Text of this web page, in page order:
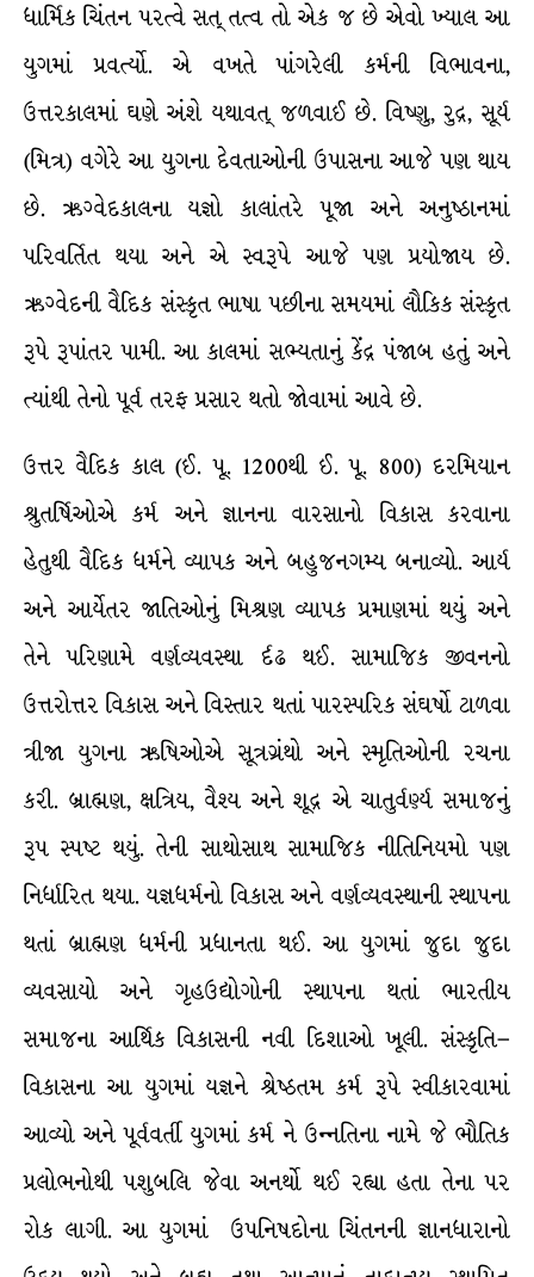
ધાર્મિક ચિંતન પરત્વે સત્ તત્વ તો એક જ છે એવો ખ્યાલ આ
યુગમાં પ્રવર્ત્યો. એ વખતે પાંગરેલી કર્મની વિભાવના,
ઉત્તરકાલમાં ઘણે અંશે યથાવત્ જળવાઈ છે. વિષ્ણુ, રુદ્ર, સૂર્ય
(મિત્ર) વગેરે આ યુગના દેવતાઓની ઉપાસના આજે પણ થાય
છે. ઋગ્વેદકાલના યજ્ઞો કાલાંતરે પૂજા અને અનુષ્ઠાનમાં
પરિવર્તિત થયા અને એ સ્વરૂપે આજે પણ પ્રયોજાય છે.
ઋગ્વેદની વૈદિક સંસ્કૃત ભાષા પછીના સમયમાં લૌકિક સંસ્કૃત
રૂપે રૂપાંતર પામી. આ કાલમાં સભ્યતાનું કેંદ્ર પંજાબ હતું અને
ત્યાંથી તેનો પૂર્વ તરફ પ્રસાર થતો જોવામાં આવે છે.
ઉત્તર વૈદિક કાલ (ઈ. પૂ. 1200થી ઈ. પૂ. 800) દરમિયાન
શ્રુતર્ષિઓએ કર્મ અને જ્ઞાનના વારસાનો વિકાસ કરવાના
હેતુથી વૈદિક ધર્મને વ્યાપક અને બહુજનગમ્ય બનાવ્યો. આર્ય
અને આર્યેતર જાતિઓનું મિશ્રણ વ્યાપક પ્રમાણમાં થયું અને
તેને પરિણામે વર્ણવ્યવસ્થા ર્દઢ થઈ. સામાજિક જીવનનો
ઉત્તરોત્તર વિકાસ અને વિસ્તાર થતાં પારસ્પરિક સંઘર્ષો ટાળવા
ત્રીજા યુગના ઋષિઓએ સૂત્રગ્રંથો અને સ્મૃતિઓની રચના
કરી. બ્રાહ્મણ, ક્ષત્રિય, વૈશ્ય અને શૂદ્ર એ ચાતુર્વર્ણ્ય સમાજનું
રૂપ સ્પષ્ટ થયું. તેની સાથોસાથ સામાજિક નીતિનિયમો પણ
નિર્ધારિત થયા. યજ્ઞધર્મનો વિકાસ અને વર્ણવ્યવસ્થાની સ્થાપના
થતાં બ્રાહ્મણ ધર્મની પ્રધાનતા થઈ. આ યુગમાં જુદા જુદા
વ્યવસાયો અને ગૃહઉદ્યોગોની સ્થાપના થતાં ભારતીય
સમાજના આર્થિક વિકાસની નવી દિશાઓ ખૂલી. સંસ્કૃતિ–
વિકાસના આ યુગમાં યજ્ઞને શ્રેષ્ઠતમ કર્મ રૂપે સ્વીકારવામાં
આવ્યો અને પૂર્વવર્તી યુગમાં કર્મ ને ઉન્નતિના નામે જે ભૌતિક
પ્રલોભનોથી પશુબલિ જેવા અનર્થો થઈ રહ્યા હતા તેના પર
રોક લાગી. આ યુગમાં ઉપનિષદોના ચિંતનની જ્ઞાનધારાનો